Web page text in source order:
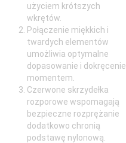
użyciem krótszych
wkrętów.
Połączenie miękkich i
twardych elementów
umożliwia optymalne
dopasowanie i dokręcenie
momentem.
Czerwone skrzydełka
rozporowe wspomagają
bezpieczne rozprężanie
dodatkowo chronią
podstawę nylonową.